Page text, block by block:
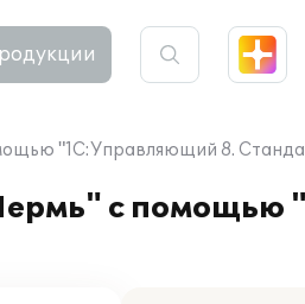
"1С:Управляющий 8.
с